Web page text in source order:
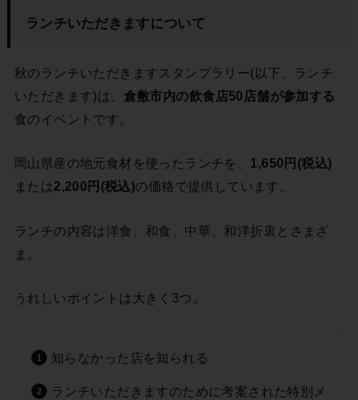
ランチいただきますについて
秋のランチいただきますスタンプラリー(以下、ランチ
いただきます)は、 倉敷市内の飲食店50店舗が参加する
食のイベントです。
岡山県産の地元食材を使ったランチを、 1,650円(税込)
または2,200円(税込)の価格で提供しています。
ランチの内容は洋食、和食、中華、和洋折衷とさまざ
ま。
うれしいポイントは大きく3つ。
知らなかった店を知られる
ランチいただきますのために考案された特別メ